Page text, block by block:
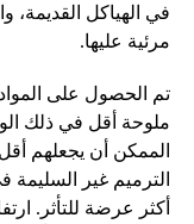
في الهياكل القديمة،
مرئية عليها.
تم الحصول على
ملوحة أقل في ذلك
الممكن أن يجعلهم
الترميم غير السليمة
أكثر عرضة للتأثر.